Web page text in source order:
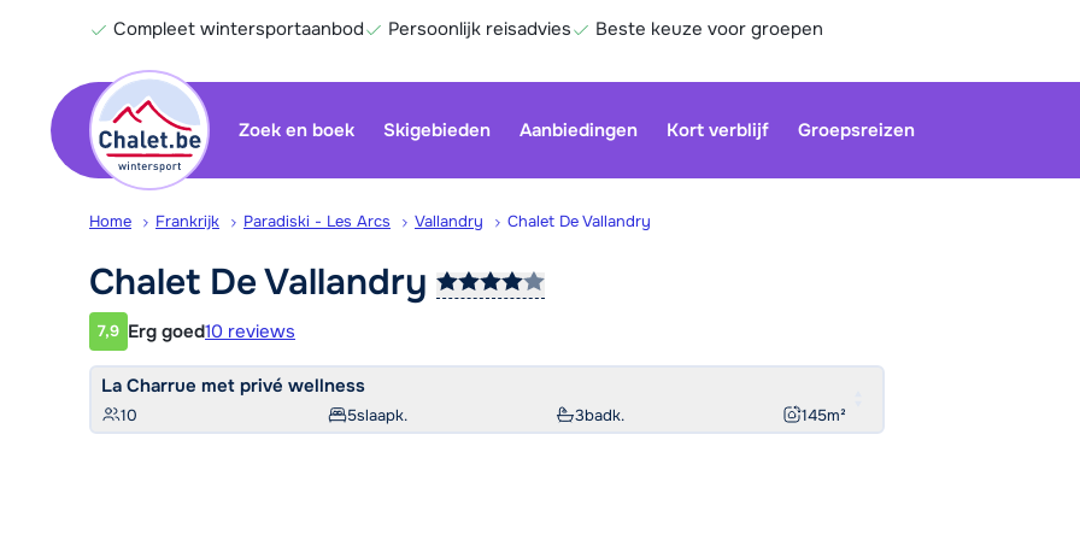
Compleet wintersportaanbod Persoonlijk reisadvies Beste keuze voor groepen
Zoek en boek Skigebieden Aanbiedingen Kort verblijf Groepsreizen
Home Frankrijk Paradiski - Les Arcs Vallandry Chalet De Vallandry
Chalet DeVallandry
Klantwaardering
7,9 Erg goed10 reviews
La Charrue met privé wellness
10 5slaapk. 3badk. 145m²